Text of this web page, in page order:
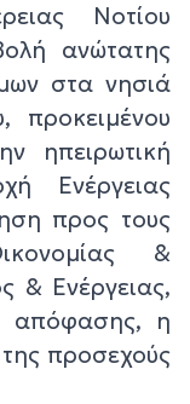
Νοτίου
ανώτατης
στα νησιά
προκειμένου
ηπειρωτική
Ενέργειας
προς τους
&
& Ενέργειας,
απόφασης, η
προσεχούς